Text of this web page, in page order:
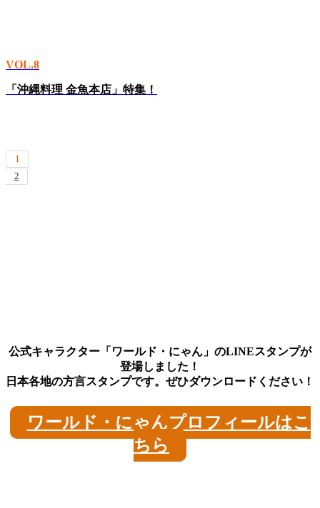
VOL.8
「沖縄料理 金魚本店」特集！
1
2
公式キャラクター「ワールド・にゃん」のLINEスタンプが
登場しました！
日本各地の方言スタンプです。ぜひダウンロードください！
ワールド・にゃんプロフィールはこ
ちら